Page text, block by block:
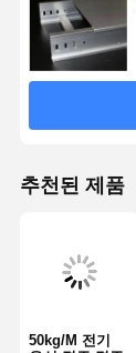
추천된 제품
50kg/M 전기